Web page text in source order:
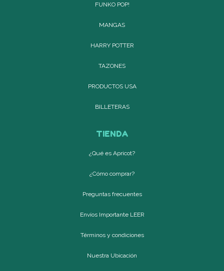
FUNKO POP!
MANGAS
HARRY POTTER
TAZONES
PRODUCTOS USA
BILLETERAS
TIENDA
¿Qué es Apricot?
¿Cómo comprar?
Preguntas frecuentes
Envíos Importante LEER
Términos y condiciones
Nuestra Ubicación